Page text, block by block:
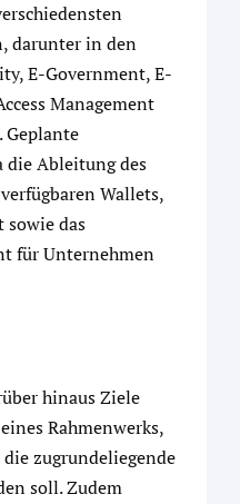
darunter in den
E-Government, E-
Management
die Ableitung des
Wallets,
sowie das
für Unternehmen
hinaus Ziele
Rahmenwerks,
zugrundeliegende
soll. Zudem